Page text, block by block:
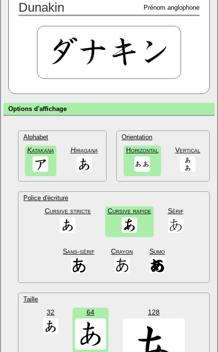
Dunakin Prénom anglophone
Options d'affichage
Alphabet
Katakana Hiragana
Orientation
Horizontal Vertical
Police d'écriture
Cursive stricte Cursive rapide Sérif
Sans-sérif Crayon Sumo
Taille
32 64 128